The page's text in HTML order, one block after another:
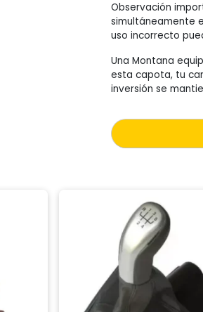
Observación
simultáneamente
uso incorrecto
Una Montana
esta capota, tu
inversión se